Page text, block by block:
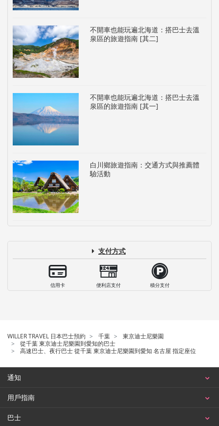
不開車也能玩遍北海道：搭巴士去溫
泉區的旅遊指南 [其二]
不開車也能玩遍北海道：搭巴士去溫
泉區的旅遊指南 [其一]
白川鄉旅遊指南：交通方式與推薦體
驗活動
支付方式
信用卡 便利店支付 積分支付
WILLER TRAVEL 日本巴士預約 千葉
東京迪士尼樂園
從千葉 東京迪士尼樂園到愛知的巴士
高速巴士、夜行巴士 從千葉 東京迪士尼樂園到愛知 名古屋 指定座位
通知
用戶指南
巴士